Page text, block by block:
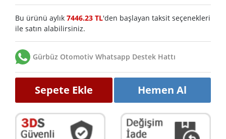
Bu ürünü aylık 7446.23 TL'den başlayan taksit seçenekleri
ile satın alabilirsiniz.
Gürbüz Otomotiv Whatsapp Destek Hattı
Sepete Ekle Hemen Al